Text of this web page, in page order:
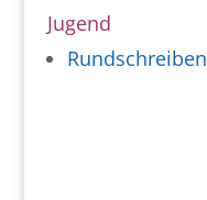
Jugend
Rundschreiben